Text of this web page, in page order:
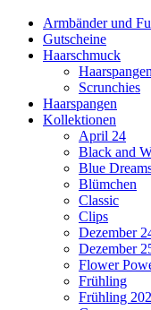
Armbänder und
Gutscheine
Haarschmuck
Haarspangen
Scrunchies
Haarspangen
Kollektionen
April 24
Black and
Blue
Blümchen
Classic
Clips
Dezember
Dezember
Flower
Frühling
Frühling